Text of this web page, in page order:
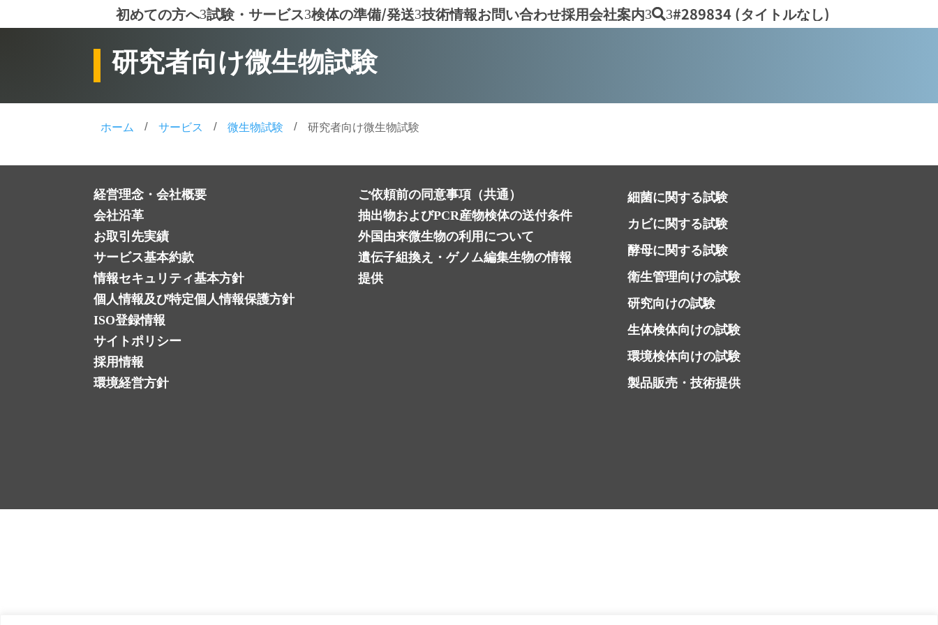
初めての方へ3試験・サービス3検体の準備/発送3技術情報お問い合わせ採用会社案内3 3#289834 (タイトルなし)
研究者向け微生物試験
ホーム / サービス / 微生物試験 / 研究者向け微生物試験
経営理念・会社概要
会社沿革
お取引先実績
サービス基本約款
情報セキュリティ基本方針
個人情報及び特定個人情報保護方針 ‎
ISO登録情報
サイトポリシー
採用情報
環境経営方針
ご依頼前の同意事項（共通）
抽出物およびPCR産物検体の送付条件
外国由来微生物の利用について
遺伝子組換え・ゲノム編集生物の情報
提供
細菌に関する試験
カビに関する試験
酵母に関する試験
衛生管理向けの試験
研究向けの試験
生体検体向けの試験
環境検体向けの試験
製品販売・技術提供